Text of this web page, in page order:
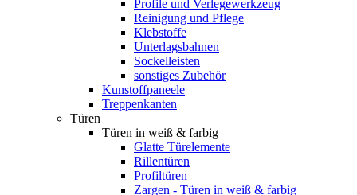
Profile und Verlegewerkzeug
Reinigung und Pflege
Klebstoffe
Unterlagsbahnen
Sockelleisten
sonstiges Zubehör
Kunstoffpaneele
Treppenkanten
Türen
Türen in weiß & farbig
Glatte Türelemente
Rillentüren
Profiltüren
Zargen - Türen in weiß & farbig